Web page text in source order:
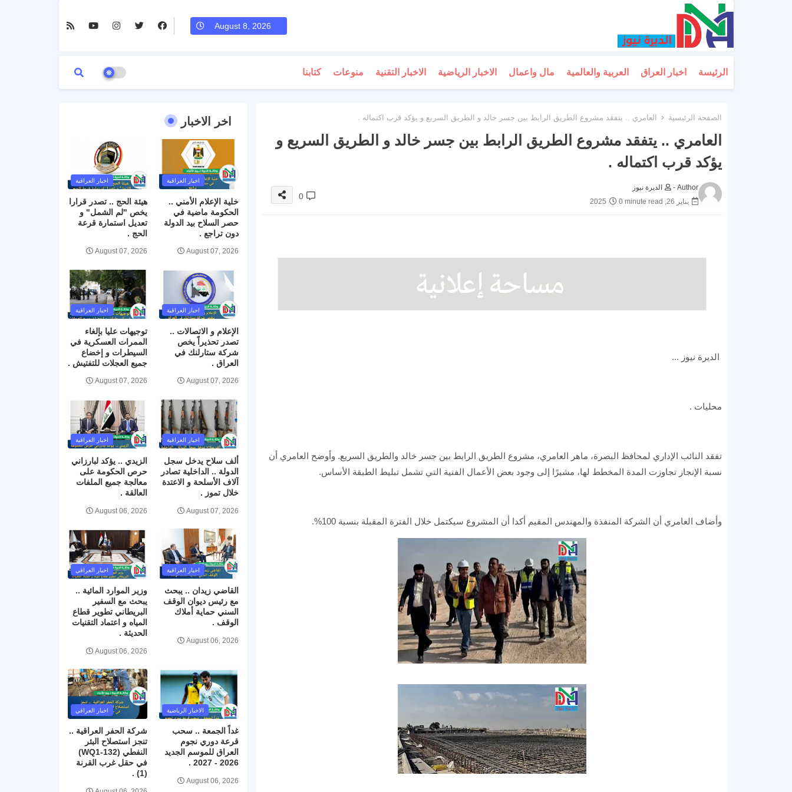
August 8, 2026
الرئيسة اخبار العراق العربية والعالمية مال واعمال الاخبار الرياضية الاخبار التقنية منوعات كتابنا
الصفحة الرئيسية العامري .. يتفقد مشروع الطريق الرابط بين جسر خالد و الطريق السريع و يؤكد قرب اكتماله .
العامري .. يتفقد مشروع الطريق الرابط بين جسر خالد و الطريق السريع و
يؤكد قرب اكتماله .
Author -
الديرة نيوز
يناير 26, 2025
0 minute read
0
الديرة نيوز ...
محليات .
تفقد النائب الإداري لمحافظ البصرة، ماهر العامري، مشروع الطريق الرابط بين جسر خالد والطريق السريع. وأوضح العامري أن
نسبة الإنجاز تجاوزت المدة المخطط لها، مشيرًا إلى وجود بعض الأعمال الفنية التي تشمل تبليط الطبقة الأساس.
وأضاف العامري أن الشركة المنفذة والمهندس المقيم أكدا أن المشروع سيكتمل خلال الفترة المقبلة بنسبة 100%.
اخر الاخبار
اخبار العراقية
خلية الإعلام الأمني ..
الحكومة ماضية في
حصر السلاح بيد الدولة
دون تراجع .
August 07, 2026
اخبار العراقية
هيئة الحج .. تصدر قرارا
يخص "لم الشمل" و
تعديل استمارة قرعة
الحج .
August 07, 2026
اخبار العراقية
الإعلام و الاتصالات ..
تصدر تحذيراً يخص
شركة ستارلنك في
العراق .
August 07, 2026
اخبار العراقية
توجيهات عليا بإلغاء
الممرات العسكرية في
السيطرات و إخضاع
جميع العجلات للتفتيش .
August 07, 2026
اخبار العراقية
ألف سلاح يدخل سجل
الدولة .. الداخلية تصادر
آلاف الأسلحة و الاعتدة
خلال تموز .
August 07, 2026
اخبار العراقية
الزيدي .. يؤكد لبارزاني
حرص الحكومة على
معالجة جميع الملفات
العالقة .
August 06, 2026
اخبار العراقية
القاضي زيدان .. يبحث
مع رئيس ديوان الوقف
السني حماية أملاك
الوقف .
August 06, 2026
اخبار العراقي
وزير الموارد المائية ..
يبحث مع السفير
البريطاني تطوير قطاع
المياه و اعتماد التقنيات
الحديثة .
August 06, 2026
الاخبار الرياضية
غداً الجمعة .. سحب
قرعة دوري نجوم
العراق للموسم الجديد
2026 - 2027 .
August 06, 2026
اخبار العراقي
شركة الحفر العراقية ..
تنجز استصلاح البئر
النفطي (WQ1-132)
في حقل غرب القرنة
(1) .